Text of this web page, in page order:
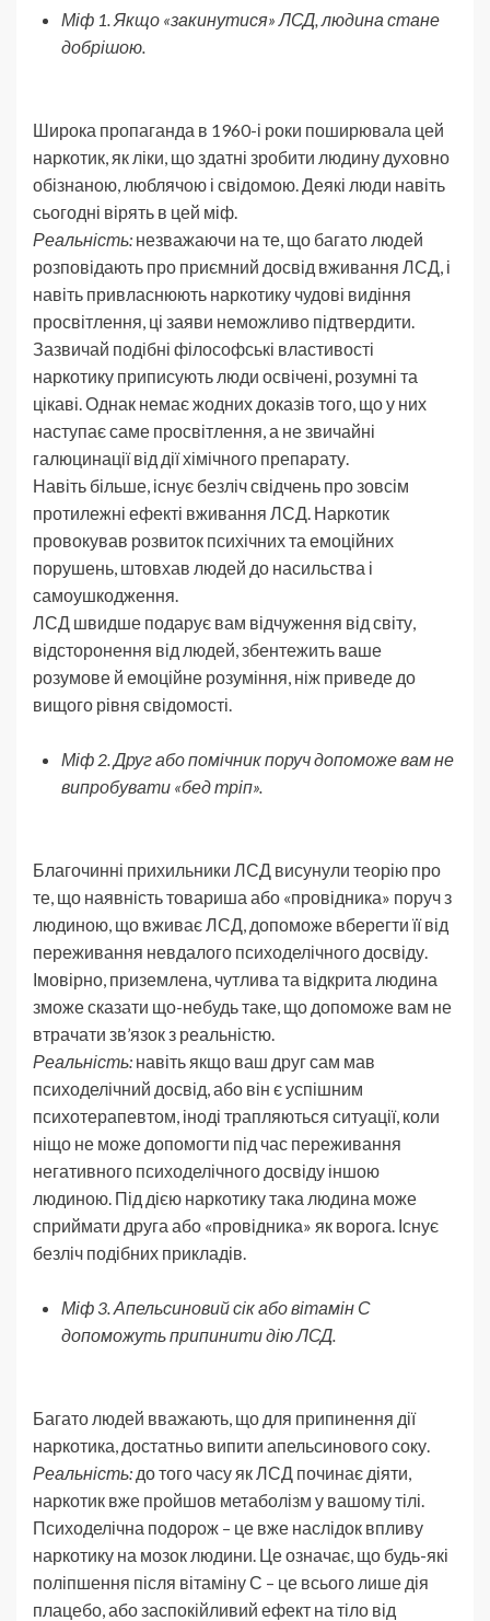
Міф 1. Якщо «закинутися» ЛСД, людина стане
добрішою.
Широка пропаганда в 1960-і роки поширювала цей
наркотик, як ліки, що здатні зробити людину духовно
обізнаною, люблячою і свідомою. Деякі люди навіть
сьогодні вірять в цей міф.
Реальність: незважаючи на те, що багато людей
розповідають про приємний досвід вживання ЛСД, і
навіть привласнюють наркотику чудові видіння
просвітлення, ці заяви неможливо підтвердити.
Зазвичай подібні філософські властивості
наркотику приписують люди освічені, розумні та
цікаві. Однак немає жодних доказів того, що у них
наступає саме просвітлення, а не звичайні
галюцинації від дії хімічного препарату.
Навіть більше, існує безліч свідчень про зовсім
протилежні ефекті вживання ЛСД. Наркотик
провокував розвиток психічних та емоційних
порушень, штовхав людей до насильства і
самоушкодження.
ЛСД швидше подарує вам відчуження від світу,
відсторонення від людей, збентежить ваше
розумове й емоційне розуміння, ніж приведе до
вищого рівня свідомості.
Міф 2. Друг або помічник поруч допоможе вам не
випробувати «бед тріп».
Благочинні прихильники ЛСД висунули теорію про
те, що наявність товариша або «провідника» поруч з
людиною, що вживає ЛСД, допоможе вберегти її від
переживання невдалого психоделічного досвіду.
Імовірно, приземлена, чутлива та відкрита людина
зможе сказати що-небудь таке, що допоможе вам не
втрачати зв’язок з реальністю.
Реальність: навіть якщо ваш друг сам мав
психоделічний досвід, або він є успішним
психотерапевтом, іноді трапляються ситуації, коли
ніщо не може допомогти під час переживання
негативного психоделічного досвіду іншою
людиною. Під дією наркотику така людина може
сприймати друга або «провідника» як ворога. Існує
безліч подібних прикладів.
Міф 3. Апельсиновий сік або вітамін С
допоможуть припинити дію ЛСД.
Багато людей вважають, що для припинення дії
наркотика, достатньо випити апельсинового соку.
Реальність: до того часу як ЛСД починає діяти,
наркотик вже пройшов метаболізм у вашому тілі.
Психоделічна подорож – це вже наслідок впливу
наркотику на мозок людини. Це означає, що будь-які
поліпшення після вітаміну С – це всього лише дія
плацебо, або заспокійливий ефект на тіло від